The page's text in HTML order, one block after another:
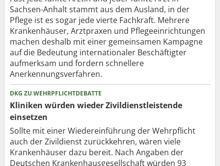
Sachsen-Anhalt stammt aus dem Ausland, in der
Pflege ist es sogar jede vierte Fachkraft. Mehrere
Krankenhäuser, Arztpraxen und Pflegeeinrichtungen
machen deshalb mit einer gemeinsamen Kampagne
auf die Bedeutung internationaler Beschäftigter
aufmerksam und fordern schnellere
Anerkennungsverfahren.
DKG ZU WEHRPFLICHTDEBATTE
Kliniken würden wieder Zivildienstleistende
einsetzen
Sollte mit einer Wiedereinführung der Wehrpflicht
auch der Zivildienst zurückkehren, wären viele
Krankenhäuser dazu bereit. Nach Angaben der
Deutschen Krankenhausgesellschaft würden 93